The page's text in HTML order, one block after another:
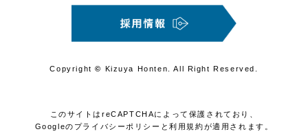
Copyright© Kizuya Honten. All Right Reserved.
このサイトはreCAPTCHAによって保護されており、
Googleの プライバシーポリシー と利用規約が適用されます。